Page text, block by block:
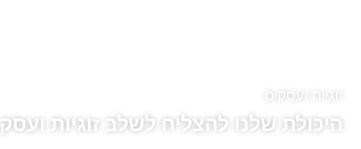
זוגיות ועסקים
היכולת שלנו להצליח לשלב זוגיות ועסק